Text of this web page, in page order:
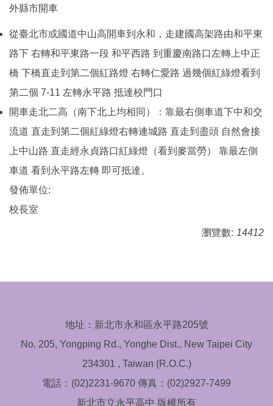
外縣市開車
從臺北市或國道中山高開車到永和，走建國高架路由和平東
路下 右轉和平東路一段 和平西路 到重慶南路口左轉上中正
橋 下橋直走到第二個紅路燈 右轉仁愛路 過幾個紅綠燈看到
第二個 7-11 左轉永平路 抵達校門口
開車走北二高（南下北上均相同）：靠最右側車道下中和交
流道 直走到第二個紅綠燈右轉連城路 直走到盡頭 自然會接
上中山路 直走經永貞路口紅綠燈（看到麥當勞） 靠最左側
車道 看到永平路左轉 即可抵達。
發佈單位:
校長室
瀏覽數: 14412
地址：新北市永和區永平路205號
No. 205, Yongping Rd., Yonghe Dist., New Taipei City
234301 , Taiwan (R.O.C.)
電話：(02)2231-9670 傳真：(02)2927-7499
新北市立永平高中 版權所有